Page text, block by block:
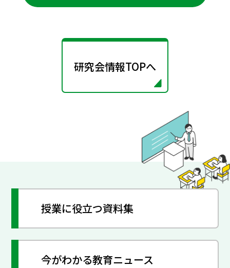
研究会情報TOPへ
授業に役立つ資料集
今がわかる教育ニュース